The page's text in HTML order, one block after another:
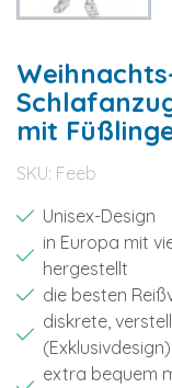
mit
SKU: Feeb
Unisex-Design
in Europa mit
hergestellt
die besten
diskrete,
(Exklusivdesign)
extra bequem